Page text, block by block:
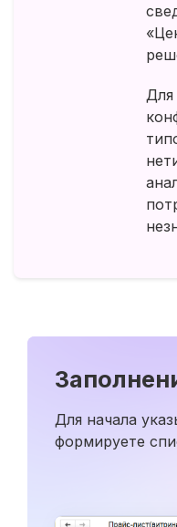
Для
Для начала
формируете